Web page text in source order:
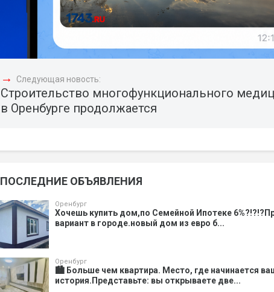
→ Следующая новость:
Строительство многофункционального
в Оренбурге продолжается
ПОСЛЕДНИЕ ОБЪЯВЛЕНИЯ
Оренбург
Хочешь купить дом,по Семейной Ипотеке
вариант в городе.новый дом из евро б...
Оренбург
🏙️ Больше чем квартира. Место, где начинается
история.Представьте: вы открываете две...